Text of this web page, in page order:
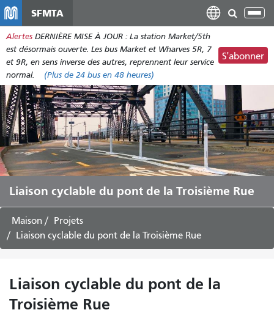
contenu
principal
SFMTA
Alertes DERNIÈRE MISE À JOUR : La station Market/5th
est désormais ouverte. Les bus Market et Wharves 5R, 7
et 9R, en sens inverse des autres, reprennent leur service
normal.
(Plus de 24 bus en 48 heures)
S'abonner
Liaison cyclable du pont de la Troisième Rue
Maison
Projets
Liaison cyclable du pont de la Troisième Rue
Liaison cyclable du pont de la
Troisième Rue